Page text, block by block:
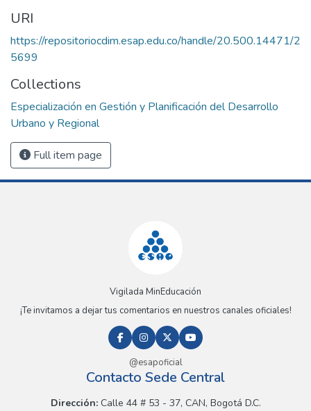
URI
https://repositoriocdim.esap.edu.co/handle/20.500.14471/2
5699
Collections
Especialización en Gestión y Planificación del Desarrollo
Urbano y Regional
Full item page
Vigilada MinEducación
¡Te invitamos a dejar tus comentarios en nuestros canales oficiales!
@esapoficial
Contacto Sede Central
Dirección:Calle 44 # 53 - 37, CAN, Bogotá D.C.